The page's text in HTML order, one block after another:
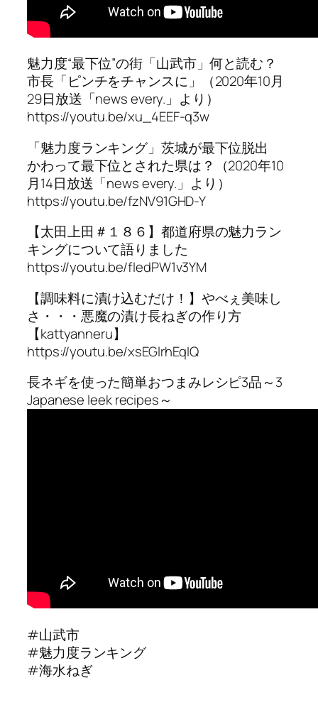
魅力度“最下位”の街「山武市」何と読む？
市長「ピンチをチャンスに」（2020年10月
29日放送「news every.」より）
https://youtu.be/xu_4EEF-q3w
「魅力度ランキング」茨城が最下位脱出
かわって最下位とされた県は？（2020年10
月14日放送「news every.」より）
https://youtu.be/fzNV91GHD-Y
【太田上田＃１８６】都道府県の魅力ラン
キングについて語りました
https://youtu.be/fIedPW1v3YM
【調味料に漬け込むだけ！】やべぇ美味し
さ・・・悪魔の漬け長ねぎの作り方
【kattyanneru】
https://youtu.be/xsEGlrhEqIQ
長ネギを使った簡単おつまみレシピ3品～3
Japanese leek recipes～
#山武市
#魅力度ランキング
#海水ねぎ